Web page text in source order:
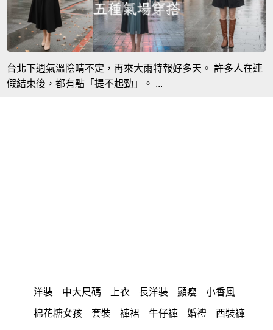
台北下週氣溫陰晴不定，再來大雨特報好多天。 許多人在連
假結束後，都有點「提不起勁」。 ...
洋裝 中大尺碼 上衣 長洋裝 顯瘦 小香風
棉花糖女孩 套裝 褲裙 牛仔褲 婚禮 西裝褲